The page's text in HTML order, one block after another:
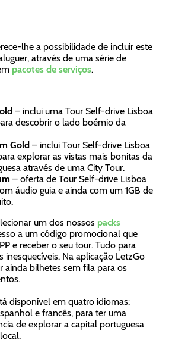
lhe a possibilidade de incluir este
através de uma série de
pacotes de serviços.
– inclui uma Tour Self-drive Lisboa
descobrir o lado boémio da
Gold – inclui Tour Self-drive Lisboa
explorar as vistas mais bonitas da
através de uma City Tour.
– oferta de Tour Self-drive Lisboa
áudio guia e ainda com um 1GB de
um dos nossos packs
a um código promocional que
e receber o seu tour. Tudo para
inesquecíveis. Na aplicação LetzGo
ainda bilhetes sem fila para os
disponível em quatro idiomas:
e francês, para ter uma
de explorar a capital portuguesa